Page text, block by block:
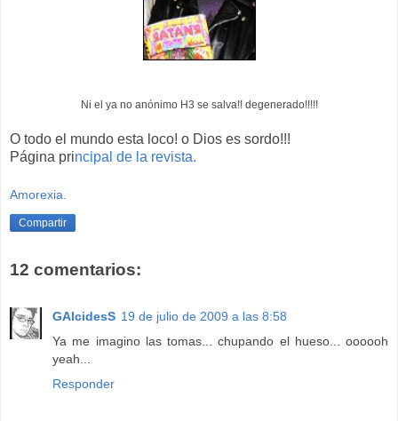
Ni el ya no anónimo H3 se salva!! degenerado!!!!!
O todo el mundo esta loco! o Dios es sordo!!!
Página principal de la revista.
Amorexia.
Compartir
12 comentarios:
GAlcidesS 19 de julio de 2009 a las 8:58
Ya me imagino las tomas... chupando el hueso... oooooh
yeah...
Responder